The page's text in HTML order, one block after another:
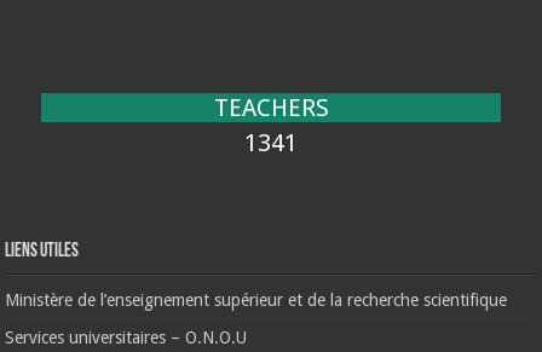
TEACHERS
1341
Liens Utiles
Ministère de l’enseignement supérieur et de la recherche scientifique
Services universitaires – O.N.O.U